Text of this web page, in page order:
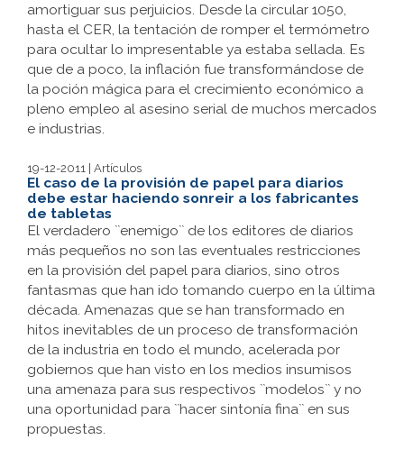
amortiguar sus perjuicios. Desde la circular 1050,
hasta el CER, la tentación de romper el termómetro
para ocultar lo impresentable ya estaba sellada. Es
que de a poco, la inflación fue transformándose de
la poción mágica para el crecimiento económico a
pleno empleo al asesino serial de muchos mercados
e industrias.
19-12-2011 | Artículos
El caso de la provisión de papel para diarios
debe estar haciendo sonreir a los fabricantes
de tabletas
El verdadero ``enemigo`` de los editores de diarios
más pequeños no son las eventuales restricciones
en la provisión del papel para diarios, sino otros
fantasmas que han ido tomando cuerpo en la última
década. Amenazas que se han transformado en
hitos inevitables de un proceso de transformación
de la industria en todo el mundo, acelerada por
gobiernos que han visto en los medios insumisos
una amenaza para sus respectivos ``modelos`` y no
una oportunidad para ``hacer sintonía fina`` en sus
propuestas.